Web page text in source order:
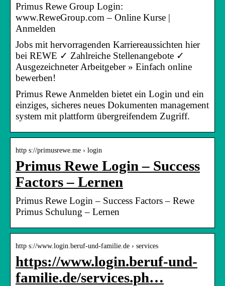
Primus Rewe Group Login:
www.ReweGroup.com – Online Kurse |
Anmelden
Jobs mit hervorragenden Karriereaussichten hier
bei REWE ✓ Zahlreiche Stellenangebote ✓
Ausgezeichneter Arbeitgeber » Einfach online
bewerben!
Primus Rewe Anmelden bietet ein Login und ein
einziges, sicheres neues Dokumenten management
system mit plattform übergreifendem Zugriff.
http s://primusrewe.me › login
Primus Rewe Login – Success
Factors – Lernen
Primus Rewe Login – Success Factors – Rewe
Primus Schulung – Lernen
http s://www.login.beruf-und-familie.de › services
https://www.login.beruf-und-
familie.de/services.ph…